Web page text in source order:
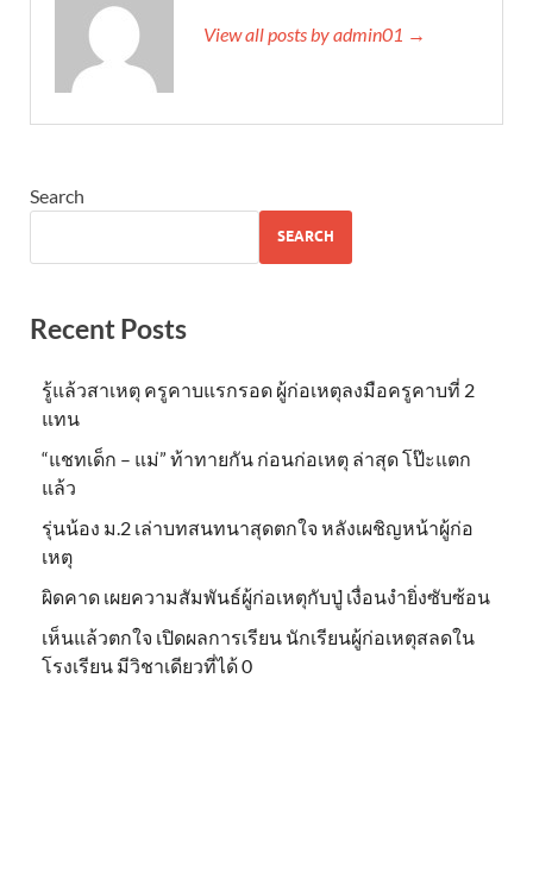
View all posts by admin01 →
Search
SEARCH
Recent Posts
รู้แล้วสาเหตุ ครูคาบแรกรอด ผู้ก่อเหตุลงมือครูคาบที่ 2
แทน
“แชทเด็ก – แม่” ท้าทายกัน ก่อนก่อเหตุ ล่าสุด โป๊ะแตก
แล้ว
รุ่นน้อง ม.2 เล่าบทสนทนาสุดตกใจ หลังเผชิญหน้าผู้ก่อ
เหตุ
ผิดคาด เผยความสัมพันธ์ผู้ก่อเหตุกับปู่ เงื่อนงำยิ่งซับซ้อน
เห็นแล้วตกใจ เปิดผลการเรียน นักเรียนผู้ก่อเหตุสลดใน
โรงเรียน มีวิชาเดียวที่ได้ 0